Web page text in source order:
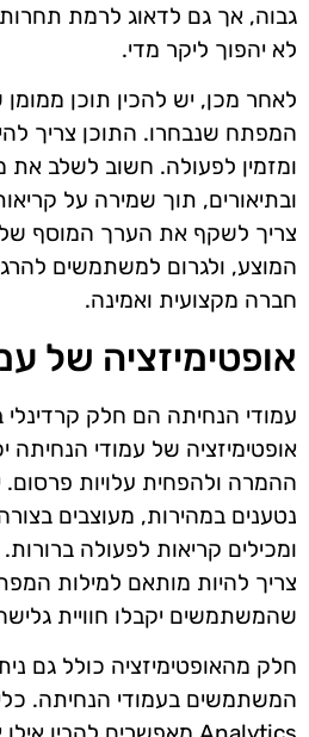
גבוה, אך גם לדאוג לרמת
לא יהפוך ליקר מדי.
לאחר מכן, יש להכין תוכן
המפתח שנבחרו. התוכן צריך
ומזמין לפעולה. חשוב לשלב
ובתיאורים, תוך שמירה על
צריך לשקף את הערך המוסף של
המוצע, ולגרום למשתמשים
חברה מקצועית ואמינה.
אופטימיזציה של
עמודי הנחיתה הם חלק קרדינלי
אופטימיזציה של עמודי הנחיתה
ההמרה ולהפחית עלויות פרסום.
נטענים במהירות, מעוצבים
ומכילים קריאות לפעולה
צריך להיות מותאם למילות
שהמשתמשים יקבלו חוויית
חלק מהאופטימיזציה כולל גם